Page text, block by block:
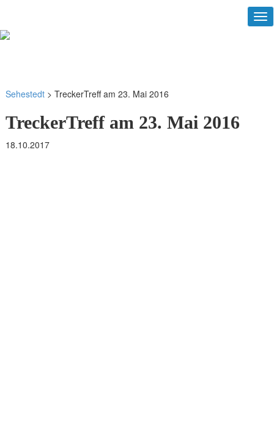
Sehestedt > TreckerTreff am 23. Mai 2016
TreckerTreff am 23. Mai 2016
18.10.2017